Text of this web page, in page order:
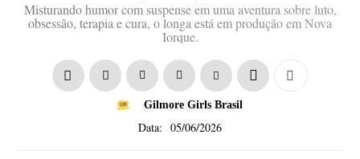
Misturando humor com suspense em uma aventura sobre luto,
obsessão, terapia e cura, o longa está em produção em Nova
Iorque.
Gilmore Girls Brasil
Data: 05/06/2026